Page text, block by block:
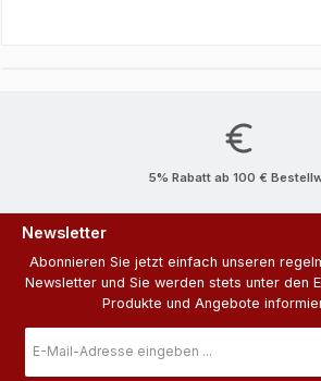
5% Rabatt ab 100 €
Newsletter
Abonnieren Sie jetzt einfach unseren
Newsletter und Sie werden stets unter den
Produkte und Angebote
Mail-